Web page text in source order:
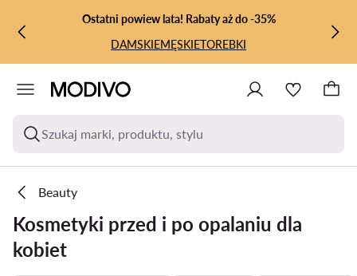
PRZEJDŹ DO GŁÓWNEJ ZAWARTOŚCI
PRZEJDŹ DO WYSZUKIWANIA
Ostatni powiew lata! Rabaty aż do -35%
DAMSKIEMĘSKIETOREBKI
Szukaj marki, produktu, stylu
Beauty
Kosmetyki przed i po opalaniu dla
kobiet